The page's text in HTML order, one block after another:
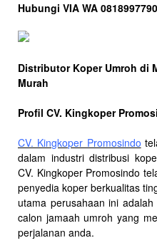
Hubungi VIA WA 0818997790
Distributor Koper Umroh di
Murah
Profil CV. Kingkoper
CV. Kingkoper Promosindo
dalam industri distribusi
CV. Kingkoper Promosindo
penyedia koper berkualitas
utama perusahaan ini
calon jamaah umroh yang
perjalanan anda.